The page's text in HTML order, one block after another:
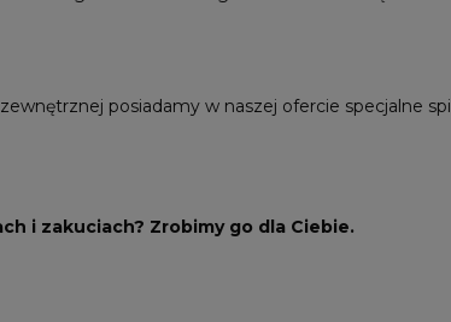
posiadamy w naszej ofercie specjalne
i zakuciach? Zrobimy go dla Ciebie.